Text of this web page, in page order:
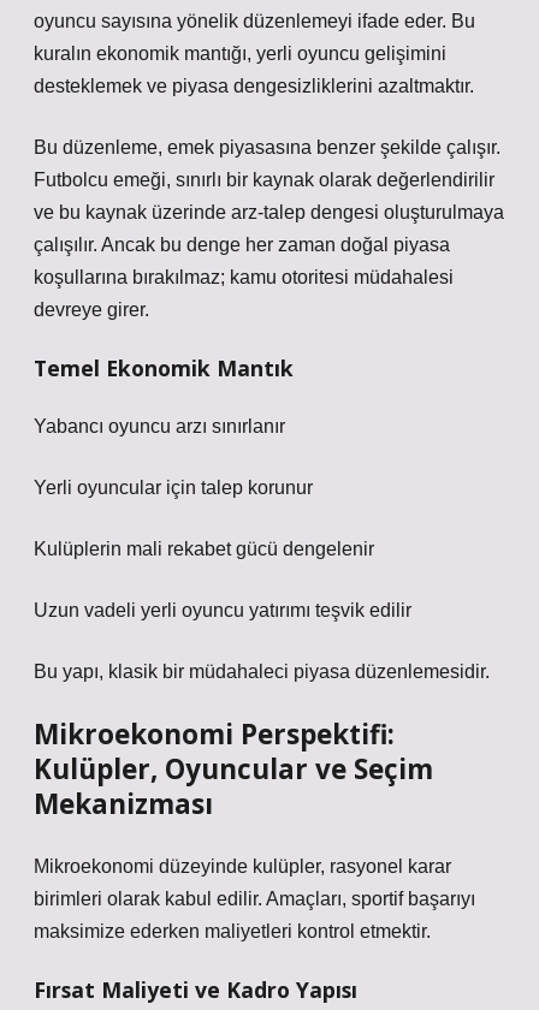
oyuncu sayısına yönelik düzenlemeyi ifade eder. Bu
kuralın ekonomik mantığı, yerli oyuncu gelişimini
desteklemek ve piyasa dengesizliklerini azaltmaktır.
Bu düzenleme, emek piyasasına benzer şekilde çalışır.
Futbolcu emeği, sınırlı bir kaynak olarak değerlendirilir
ve bu kaynak üzerinde arz-talep dengesi oluşturulmaya
çalışılır. Ancak bu denge her zaman doğal piyasa
koşullarına bırakılmaz; kamu otoritesi müdahalesi
devreye girer.
Temel Ekonomik Mantık
Yabancı oyuncu arzı sınırlanır
Yerli oyuncular için talep korunur
Kulüplerin mali rekabet gücü dengelenir
Uzun vadeli yerli oyuncu yatırımı teşvik edilir
Bu yapı, klasik bir müdahaleci piyasa düzenlemesidir.
Mikroekonomi Perspektifi:
Kulüpler, Oyuncular ve Seçim
Mekanizması
Mikroekonomi düzeyinde kulüpler, rasyonel karar
birimleri olarak kabul edilir. Amaçları, sportif başarıyı
maksimize ederken maliyetleri kontrol etmektir.
Fırsat Maliyeti ve Kadro Yapısı